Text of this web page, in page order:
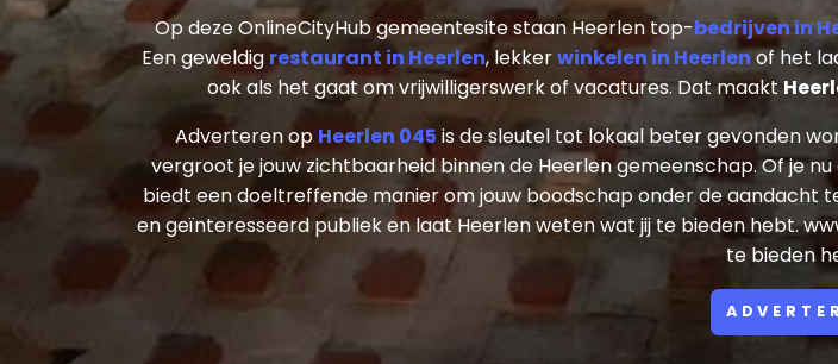
Op deze OnlineCityHub gemeentesite staan Heerlen top-bedrijven in
Een geweldig restaurant in Heerlen, lekkerwinkelen in Heerlenof het
ook als het gaat om vrijwilligerswerk of vacatures. Dat maakt
Adverteren op Heerlen 045 is de sleutel tot lokaal beter gevonden
vergroot je jouw zichtbaarheid binnen de Heerlen gemeenschap. Of je
biedt een doeltreffende manier om jouw boodschap onder de aandacht
en geïnteresseerd publiek en laat Heerlen weten wat jij te bieden hebt.
te bieden